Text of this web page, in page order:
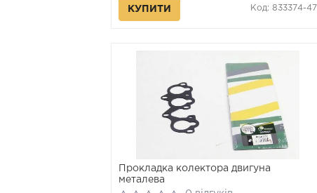
КУПИТИ Код: 833374-47
Прокладка колектора двигуна
металева